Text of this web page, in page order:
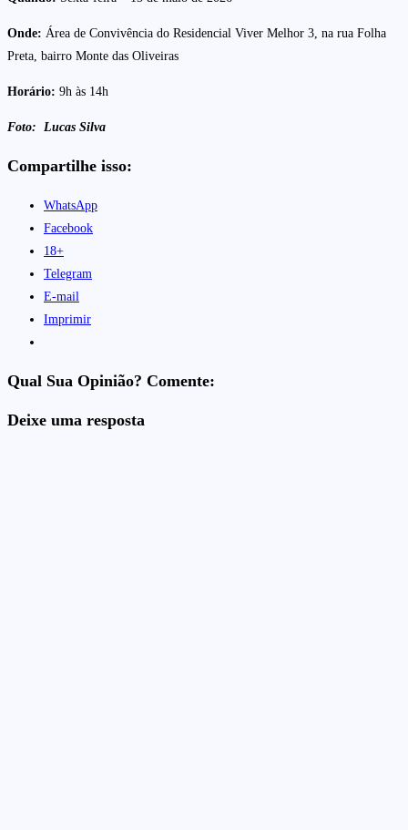
Onde: Área de Convivência do Residencial Viver Melhor 3, na rua Folha
Preta, bairro Monte das Oliveiras
Horário: 9h às 14h
Foto: Lucas Silva
Compartilhe isso:
WhatsApp
Facebook
18+
Telegram
E-mail
Imprimir
Qual Sua Opinião? Comente:
Deixe uma resposta